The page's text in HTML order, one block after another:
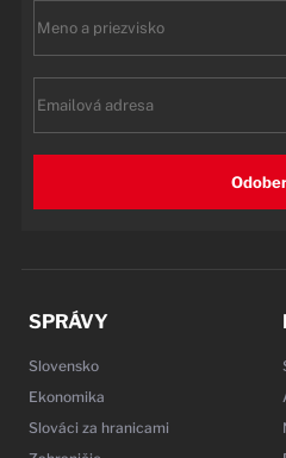
SPRÁVY
Slovensko
Ekonomika
Slováci za hranicami